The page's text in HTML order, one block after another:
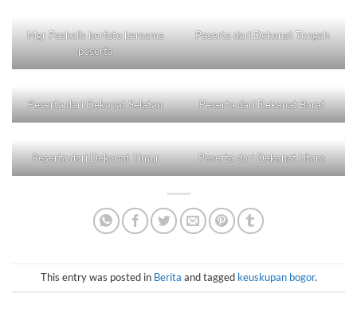
Mgr Paskalis berfoto bersama
peserta
Peserta dari Dekanat Tengah
Peserta dari Dekanat Selatan Peserta dari Dekanat Barat
Peserta dari Dekanat Timur Peserta dari Dekanat Utara
This entry was posted in Berita and tagged keuskupan bogor.